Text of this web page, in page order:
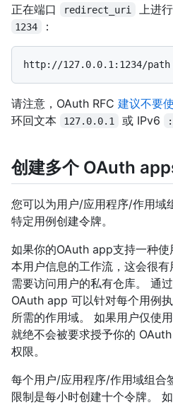
正在端口
redirect_uri 上进
1234 ：
请注意，OAuth RFC 建议不要
环回文本
127.0.0.1 或 IPv6
创建多个 OAuth
您可以为用户/应用程序/作用域
特定用例创建令牌。
如果你的OAuth app支持一种
本用户信息的工作流，这会很
需要访问用户的私有仓库。 通
OAuth app 可以针对每个用例
所需的作用域。 如果用户仅使
就绝不会被要求授予你的
权限。
每个用户/应用程序/作用域组合
限制是每小时创建十个令牌。